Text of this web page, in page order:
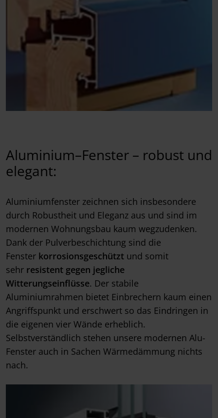
Aluminium–Fenster – robust und
elegant:
Aluminiumfenster zeichnen sich insbesondere
durch Robustheit und Eleganz aus und sind im
modernen Wohnungsbau kaum wegzudenken.
Dank der Pulverbeschichtung sind die
Fenster korrosionsgeschützt und somit
sehr resistent gegen jegliche
Witterungseinflüsse. Der stabile
Aluminiumrahmen bietet Einbrechern kaum einen
Angriffspunkt und erschwert so das Eindringen in
die eigenen vier Wände erheblich.
Selbstverständlich stehen unsere modernen Alu-
Fenster auch in Sachen Wärmedämmung nichts
nach.